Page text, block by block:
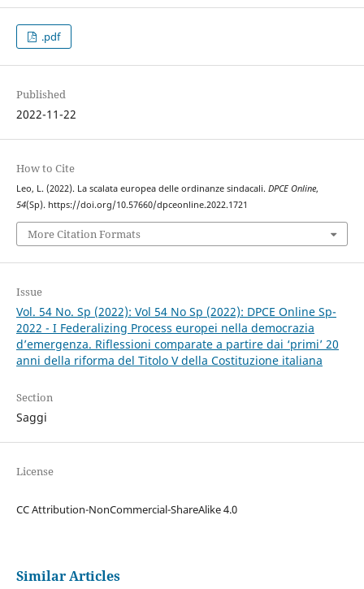
.pdf
Published
2022-11-22
How to Cite
Leo, L. (2022). La scalata europea delle ordinanze sindacali. DPCE Online,
54(Sp). https://doi.org/10.57660/dpceonline.2022.1721
More Citation Formats
Issue
Vol. 54 No. Sp (2022): Vol 54 No Sp (2022): DPCE Online Sp-
2022 - I Federalizing Process europei nella democrazia
d’emergenza. Riflessioni comparate a partire dai ‘primi’ 20
anni della riforma del Titolo V della Costituzione italiana
Section
Saggi
License
CC Attribution-NonCommercial-ShareAlike 4.0
Similar Articles